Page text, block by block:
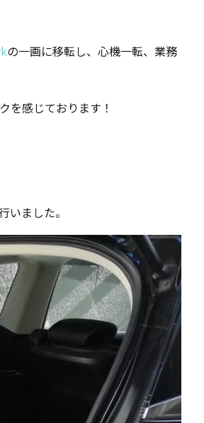
の一画に移転し、心機一転、業務
を感じております！
ました。